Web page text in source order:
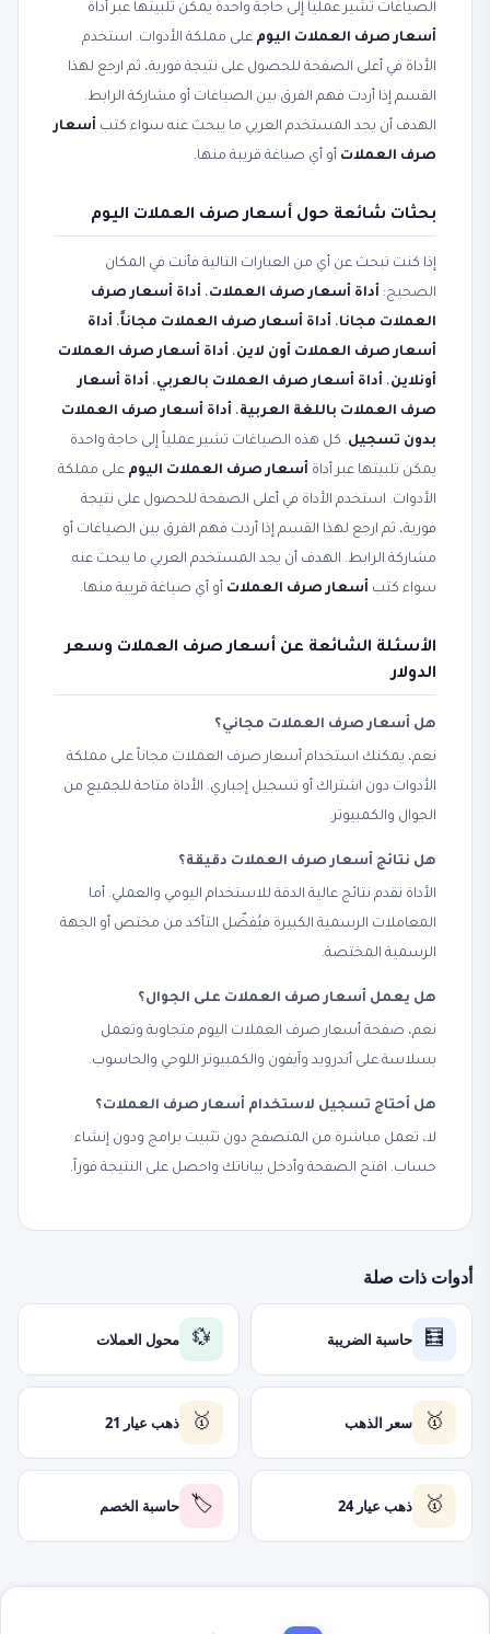
الصياغات تشير عملياً إلى حاجة واحدة يمكن تلبيتها عبر أداة
أسعار صرف العملات اليوم على مملكة الأدوات. استخدم
الأداة في أعلى الصفحة للحصول على نتيجة فورية، ثم ارجع لهذا
القسم إذا أردت فهم الفرق بين الصياغات أو مشاركة الرابط.
الهدف أن يجد المستخدم العربي ما يبحث عنه سواء كتب أسعار
صرف العملات أو أي صياغة قريبة منها.
بحثات شائعة حول أسعار صرف العملات اليوم
إذا كنت تبحث عن أي من العبارات التالية فأنت في المكان
الصحيح: أداة أسعار صرف العملات، أداة أسعار صرف
العملات مجانا، أداة أسعار صرف العملات مجاناً، أداة
أسعار صرف العملات أون لاين، أداة أسعار صرف العملات
أونلاين، أداة أسعار صرف العملات بالعربي، أداة أسعار
صرف العملات باللغة العربية، أداة أسعار صرف العملات
بدون تسجيل. كل هذه الصياغات تشير عملياً إلى حاجة واحدة
يمكن تلبيتها عبر أداة أسعار صرف العملات اليوم على مملكة
الأدوات. استخدم الأداة في أعلى الصفحة للحصول على نتيجة
فورية، ثم ارجع لهذا القسم إذا أردت فهم الفرق بين الصياغات أو
مشاركة الرابط. الهدف أن يجد المستخدم العربي ما يبحث عنه
سواء كتب أسعار صرف العملات أو أي صياغة قريبة منها.
الأسئلة الشائعة عن أسعار صرف العملات وسعر
الدولار
هل أسعار صرف العملات مجاني؟
نعم، يمكنك استخدام أسعار صرف العملات مجاناً على مملكة
الأدوات دون اشتراك أو تسجيل إجباري. الأداة متاحة للجميع من
الجوال والكمبيوتر.
هل نتائج أسعار صرف العملات دقيقة؟
الأداة تقدم نتائج عالية الدقة للاستخدام اليومي والعملي. أما
المعاملات الرسمية الكبيرة فيُفضّل التأكد من مختص أو الجهة
الرسمية المختصة.
هل يعمل أسعار صرف العملات على الجوال؟
نعم، صفحة أسعار صرف العملات اليوم متجاوبة وتعمل
بسلاسة على أندرويد وآيفون والكمبيوتر اللوحي والحاسوب.
هل أحتاج تسجيل لاستخدام أسعار صرف العملات؟
لا، تعمل مباشرة من المتصفح دون تثبيت برامج ودون إنشاء
حساب. افتح الصفحة وأدخل بياناتك واحصل على النتيجة فوراً.
أدوات ذات صلة
🧮 حاسبة الضريبة 💱 محول العملات
🥇 سعر الذهب 🥇 ذهب عيار 21
🥇 ذهب عيار 24 🏷️ حاسبة الخصم